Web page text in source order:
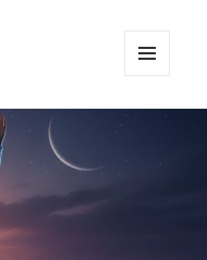
BILEŞENLER